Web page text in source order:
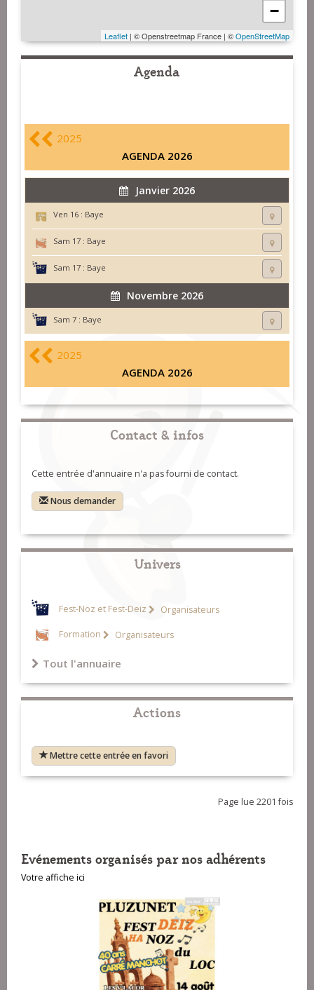
−
Leaflet | © Openstreetmap France | ©OpenStreetMap
Agenda
2025
AGENDA 2026
Janvier 2026
Ven 16 : Baye
Sam 17 : Baye
Sam 17 : Baye
Novembre 2026
Sam 7 : Baye
2025
AGENDA 2026
Contact & infos
Cette entrée d'annuaire n'a pas fourni de contact.
Nous demander
Univers
Fest-Noz et Fest-Deiz Organisateurs
Formation Organisateurs
Tout l'annuaire
Actions
Mettre cette entrée en favori
Page lue 2201 fois
Evénements organisés par nos adhérents
Votre affiche ici